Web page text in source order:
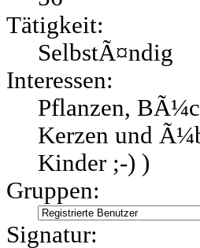
Tätigkeit:
SelbstÃ¤ndig
Interessen:
Pflanzen,
Kerzen und
Kinder ;-) )
Gruppen:
Signatur: